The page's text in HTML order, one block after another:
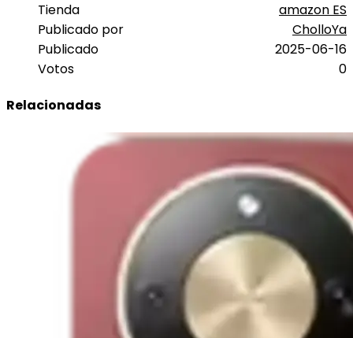
Tienda
amazon ES
Publicado por
CholloYa
Publicado
2025-06-16
Votos
0
Relacionadas